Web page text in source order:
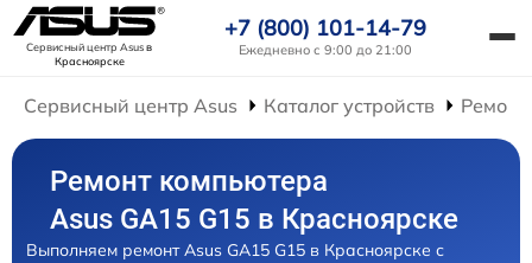
Сервисный центр Asusв
Красноярске
+7 (800) 101-14-79
Ежедневно с 9:00 до 21:00
Сервисный центр Asus Каталог устройств
Ремонт компьютера
Asus GA15 G15 в Красноярске
Выполняем ремонт Asus GA15 G15 в Красноярске с